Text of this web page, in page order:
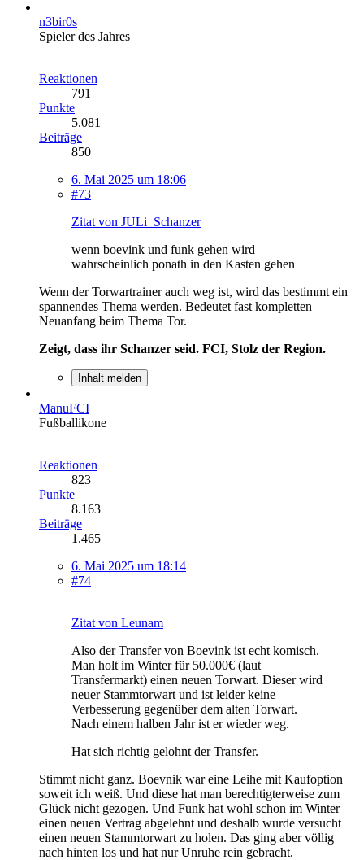
n3bir0s
Spieler des Jahres
Reaktionen
791
Punkte
5.081
Beiträge
850
6. Mai 2025 um 18:06
#73
Zitat von JULi_Schanzer
wenn boevink und funk gehen wird
wahrscheinlich ponath in den Kasten gehen
Wenn der Torwartrainer auch weg ist, wird das bestimmt ein
spannendes Thema werden. Bedeutet fast kompletten
Neuanfang beim Thema Tor.
Zeigt, dass ihr Schanzer seid. FCI, Stolz der Region.
Inhalt melden
ManuFCI
Fußballikone
Reaktionen
823
Punkte
8.163
Beiträge
1.465
6. Mai 2025 um 18:14
#74
Zitat von Leunam
Also der Transfer von Boevink ist echt komisch.
Man holt im Winter für 50.000€ (laut
Transfermarkt) einen neuen Torwart. Dieser wird
neuer Stammtorwart und ist leider keine
Verbesserung gegenüber dem alten Torwart.
Nach einem halben Jahr ist er wieder weg.
Hat sich richtig gelohnt der Transfer.
Stimmt nicht ganz. Boevnik war eine Leihe mit Kaufoption
soweit ich weiß. Und diese hat man berechtigterweise zum
Glück nicht gezogen. Und Funk hat wohl schon im Winter
einen neuen Vertrag abgelehnt und deshalb wurde versucht
einen neuen Stammtorwart zu holen. Das ging aber völlig
nach hinten los und hat nur Unruhe rein gebracht.